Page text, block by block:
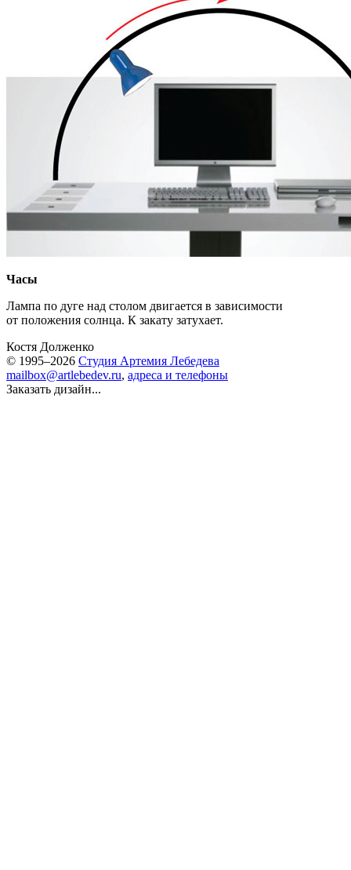
Часы
Лампа по дуге над столом двигается в зависимости
от положения солнца. К закату затухает.
Костя Долженко
© 1995–2026 Студия Артемия Лебедева
mailbox@artlebedev.ru, адреса и телефоны
Заказать дизайн...